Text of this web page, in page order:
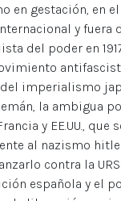
en gestación, en
y fuera
del poder en
imperialismo
la ambigua
y EE.UU., que
al nazismo
contra la
española y el